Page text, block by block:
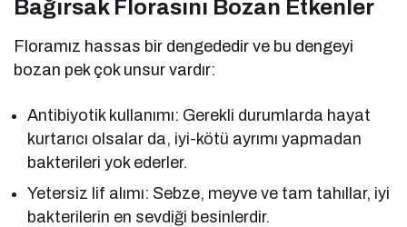
Bağırsak Florasını Bozan Etkenler
Floramız hassas bir dengededir ve bu dengeyi
bozan pek çok unsur vardır:
Antibiyotik kullanımı: Gerekli durumlarda hayat
kurtarıcı olsalar da, iyi-kötü ayrımı yapmadan
bakterileri yok ederler.
Yetersiz lif alımı: Sebze, meyve ve tam tahıllar, iyi
bakterilerin en sevdiği besinlerdir.